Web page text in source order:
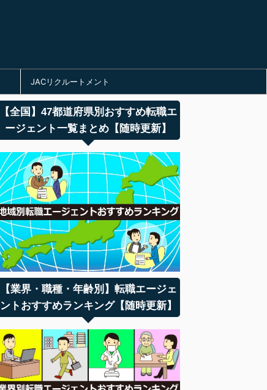
JACリクルートメント
【全国】47都道府県別おすすめ転職エ
ージェント一覧まとめ【随時更新】
【業界・職種・年齢別】転職エージェ
ントおすすめランキング【随時更新】